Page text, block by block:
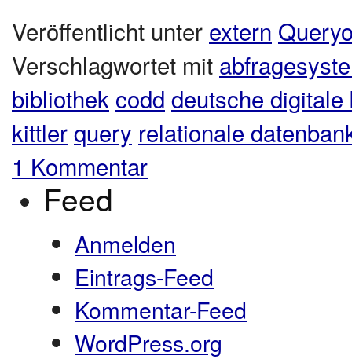
Veröffentlicht unter extern
Verschlagwortet mit
bibliothek codd deutsche
kittlerquery relationale
1 Kommentar
Feed
Anmelden
Eintrags-Feed
Kommentar-Feed
WordPress.org